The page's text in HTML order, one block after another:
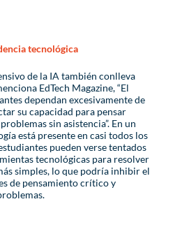
tecnológica
de la IA también conlleva
EdTech Magazine, “El
dependan excesivamente de
su capacidad para pensar
sin asistencia”. En un
está presente en casi todos los
pueden verse tentados
tecnológicas para resolver
simples, lo que podría inhibir el
de pensamiento crítico y